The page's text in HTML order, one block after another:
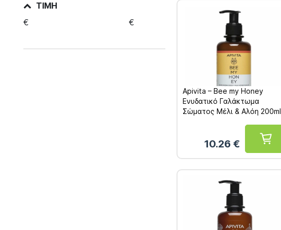
ΤΙΜΉ
€
€
Apivita – Bee my Honey
Ενυδατικό Γαλάκτωμα
Σώματος Μέλι & Αλόη 200ml
10.26 €